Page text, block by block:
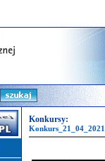
Konkursy:
Konkurs_21_04_2021